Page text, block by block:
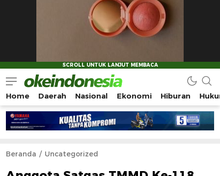
Okeindonesia.Online
Mengonlinekan Indonesia Secara Utuh
Home Daerah Nasional Ekonomi Hiburan
Beranda Uncategorized